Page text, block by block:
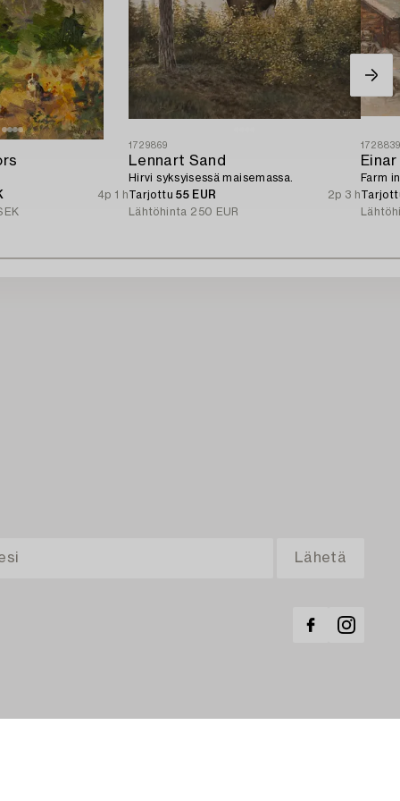
4p 1 h
1729869
Lennart Sand
Hirvi syksyisessä maisemassa.
Tarjottu55 EUR
2p 3 h
Lähtöhinta 250 EUR
Farm